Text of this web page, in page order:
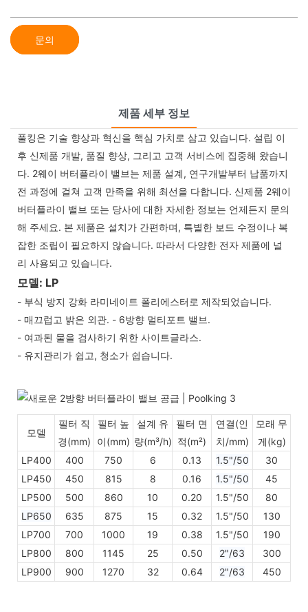
문의
제품 세부 정보
풀킹은 기술 향상과 혁신을 핵심 가치로 삼고 있습니다. 설립 이
후 신제품 개발, 품질 향상, 그리고 고객 서비스에 집중해 왔습니
다. 2웨이 버터플라이 밸브는 제품 설계, 연구개발부터 납품까지
전 과정에 걸쳐 고객 만족을 위해 최선을 다합니다. 신제품 2웨이
버터플라이 밸브 또는 당사에 대한 자세한 정보는 언제든지 문의
해 주세요. 본 제품은 설치가 간편하며, 특별한 보드 수정이나 복
잡한 조립이 필요하지 않습니다. 따라서 다양한 전자 제품에 널
리 사용되고 있습니다.
모델: LP
- 부식 방지 강화 라미네이트 폴리에스터로 제작되었습니다.
- 매끄럽고 밝은 외관. - 6방향 멀티포트 밸브.
- 여과된 물을 검사하기 위한 사이트글라스.
- 유지관리가 쉽고, 청소가 쉽습니다.
모델
필터 직
경(mm)
필터 높
이(mm)
설계 유
량(m³/h)
필터 면
적(m²)
연결(인
치/mm)
모래 무
게(kg)
LP400
400 750 6 0.13 1.5"/50
30
LP450
450 815 8 0.16 1.5"/50
45
LP500
500 860 10 0.20 1.5"/50
80
LP650
635 875 15 0.32 1.5"/50
130
LP700
700 1000 19 0.38 1.5"/50
190
LP800
800 1145 25 0.50 2"/63
300
LP900 900 1270 32 0.64 2"/63 450